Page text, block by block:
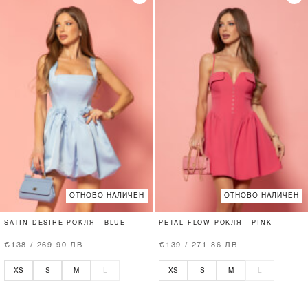
ОТНОВО НАЛИЧЕН
SATIN DESIRE РОКЛЯ - BLUE
€138 / 269.90 ЛВ.
XS S M L
ОТНОВО НАЛИЧЕН
PETAL FLOW РОКЛЯ - PINK
€139 / 271.86 ЛВ.
XS S M L